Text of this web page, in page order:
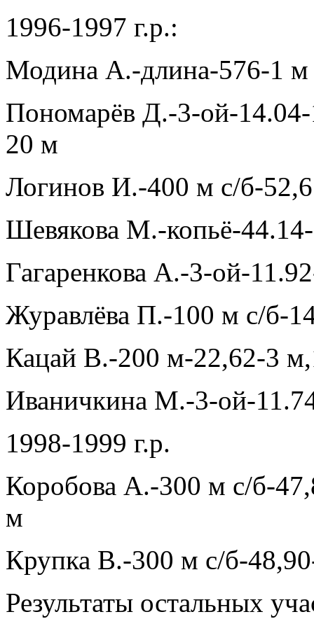
1996-1997 г.р.:
Модина А.-длина-576-1 м
Пономарёв Д.-3-ой-
20 м
Логинов И.-400 м с/б-
Шевякова М.-копьё-
Гагаренкова А.-3-ой-
Журавлёва П.-100 м с/б-
Кацай В.-200 м-22,62-3
Иваничкина М.-3-ой-
1998-1999 г.р.
Коробова А.-300 м с/б-
м
Крупка В.-300 м с/б-
Результаты остальных